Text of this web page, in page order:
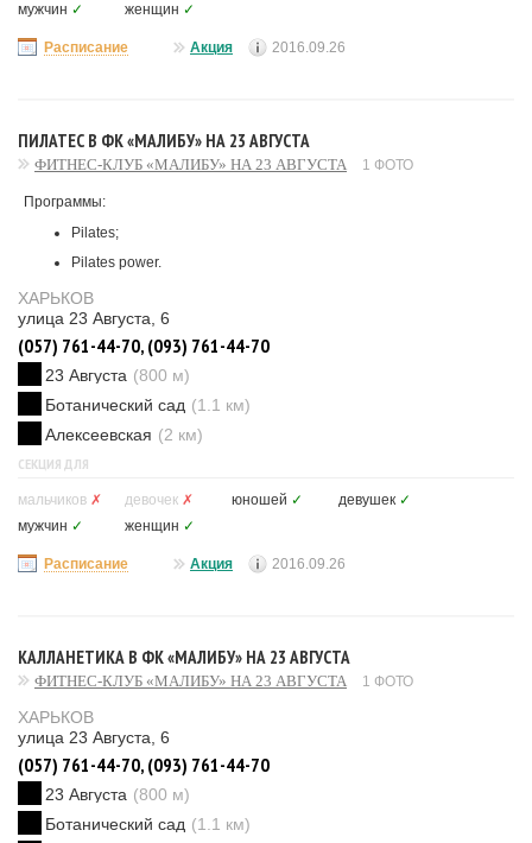
мужчин ✓ женщин ✓
Расписание Акция 2016.09.26
ПИЛАТЕС В ФК «МАЛИБУ» НА 23 АВГУСТА
ФИТНЕС-КЛУБ «МАЛИБУ» НА 23 АВГУСТА 1 ФОТО
Программы:
Pilates;
Pilates power.
ХАРЬКОВ
улица 23 Августа, 6
(057) 761-44-70, (093) 761-44-70
23 Августа (800 м)
Ботанический сад (1.1 км)
Алексеевская (2 км)
СЕКЦИЯ ДЛЯ
мальчиков ✗ девочек ✗ юношей ✓ девушек ✓
мужчин ✓ женщин ✓
Расписание Акция 2016.09.26
КАЛЛАНЕТИКА В ФК «МАЛИБУ» НА 23 АВГУСТА
ФИТНЕС-КЛУБ «МАЛИБУ» НА 23 АВГУСТА 1 ФОТО
ХАРЬКОВ
улица 23 Августа, 6
(057) 761-44-70, (093) 761-44-70
23 Августа (800 м)
Ботанический сад (1.1 км)